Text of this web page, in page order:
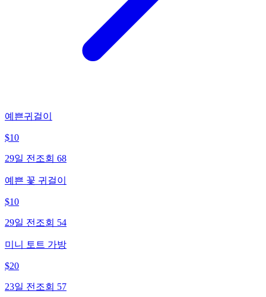
예쁜귀걸이
$10
29일 전 조회 68
예쁜 꽃 귀걸이
$10
29일 전 조회 54
미니 토트 가방
$20
23일 전 조회 57